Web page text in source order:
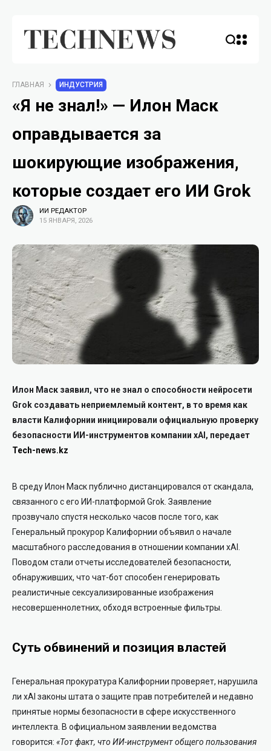
ГЛАВНАЯ ИНДУСТРИЯ
«Я не знал!» — Илон Маск
оправдывается за
шокирующие изображения,
которые создает его ИИ Grok
ИИ РЕДАКТОР
15 ЯНВАРЯ, 2026
Илон Маск заявил, что не знал о способности нейросети
Grok создавать неприемлемый контент, в то время как
власти Калифорнии инициировали официальную проверку
безопасности ИИ-инструментов компании xAI, передает
Tech-news.kz
В среду Илон Маск публично дистанцировался от скандала,
связанного с его ИИ-платформой Grok. Заявление
прозвучало спустя несколько часов после того, как
Генеральный прокурор Калифорнии объявил о начале
масштабного расследования в отношении компании xAI.
Поводом стали отчеты исследователей безопасности,
обнаруживших, что чат-бот способен генерировать
реалистичные сексуализированные изображения
несовершеннолетних, обходя встроенные фильтры.
Суть обвинений и позиция властей
Генеральная прокуратура Калифорнии проверяет, нарушила
ли xAI законы штата о защите прав потребителей и недавно
принятые нормы безопасности в сфере искусственного
интеллекта. В официальном заявлении ведомства
говорится: «Тот факт, что ИИ-инструмент общего пользования